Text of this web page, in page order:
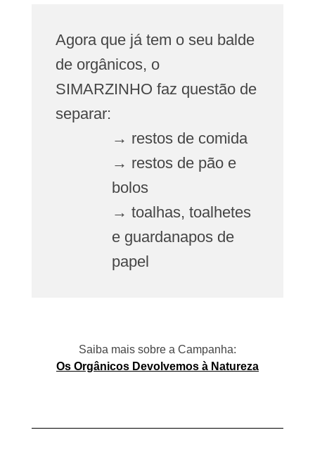
Agora que já tem o seu balde
de orgânicos, o
SIMARZINHO faz questão de
separar:
→ restos de comida
→ restos de pão e
bolos
→ toalhas, toalhetes
e guardanapos de
papel
Saiba mais sobre a Campanha:
Os Orgânicos Devolvemos à Natureza